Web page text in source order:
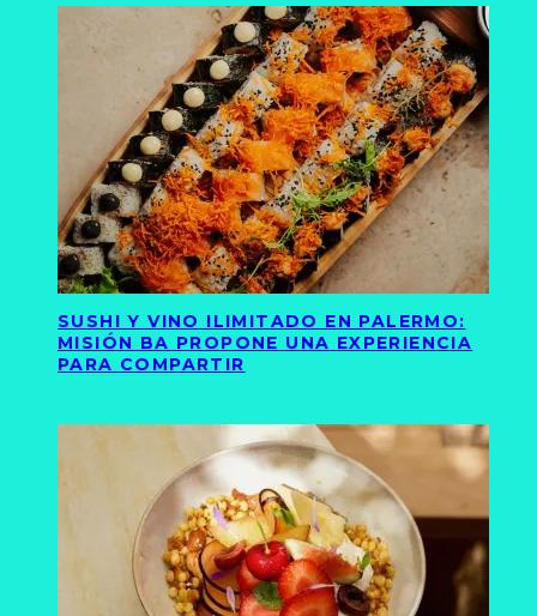
SUSHI Y VINO ILIMITADO EN PALERMO:
MISIÓN BA PROPONE UNA EXPERIENCIA
PARA COMPARTIR